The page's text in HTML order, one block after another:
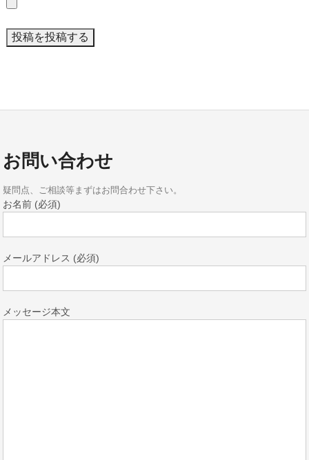
お問い合わせ
疑問点、ご相談等まずはお問合わせ下さい。
お名前 (必須)
メールアドレス (必須)
メッセージ本文